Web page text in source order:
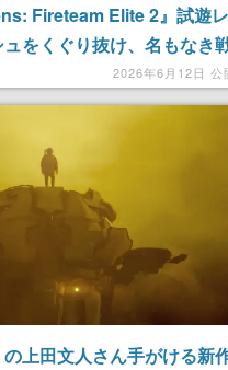
Fireteam Elite 2』試遊レ
をくぐり抜け、名もなき
を結んできた【Summer
2026】
2026年6月12日 公
の上田文人さん手がける新